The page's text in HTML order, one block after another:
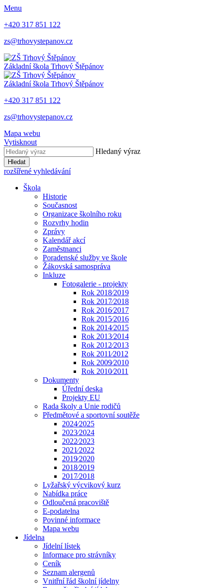
Menu
+420 317 851 122
zs@trhovystepanov.cz
Základní škola Trhový Štěpánov
Základní škola Trhový Štěpánov
+420 317 851 122
zs@trhovystepanov.cz
Mapa webu
Vytisknout
Hledaný výraz
Hledat
rozšířené vyhledávání
Škola
Historie
Současnost
Organizace školního roku
Rozvrhy hodin
Zprávy
Kalendář akcí
Zaměstnanci
Poradenské služby ve škole
Žákovská samospráva
Inkluze
Fotogalerie - projekty
Rok 2018⁄2019
Rok 2017⁄2018
Rok 2016⁄2017
Rok 2015⁄2016
Rok 2014⁄2015
Rok 2013⁄2014
Rok 2012⁄2013
Rok 2011⁄2012
Rok 2009⁄2010
Rok 2010⁄2011
Dokumenty
Úřední deska
Projekty EU
Rada školy a Unie rodičů
Předmětové a sportovní soutěže
2024⁄2025
2023⁄2024
2022⁄2023
2021⁄2022
2019⁄2020
2018⁄2019
2017⁄2018
Lyžařský výcvikový kurz
Nabídka práce
Odloučená pracoviště
E-podatelna
Povinné informace
Mapa webu
Jídelna
Jídelní lístek
Informace pro strávníky
Ceník
Seznam alergenů
Vnitřní řád školní jídelny